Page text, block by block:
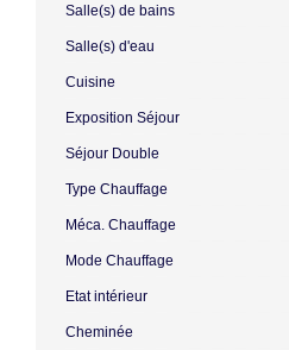
Salle(s) de bains
Salle(s) d'eau
Cuisine
Exposition Séjour
Séjour Double
Type Chauffage
Méca. Chauffage
Mode Chauffage
Etat intérieur
Cheminée